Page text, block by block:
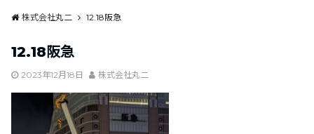
株式会社丸二 12.18阪急
12.18阪急
2023年12月18日 株式会社丸二